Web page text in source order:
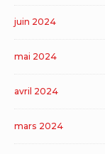
juin 2024
mai 2024
avril 2024
mars 2024